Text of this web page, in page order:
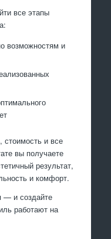
все этапы
возможностям и
стоимость и все
вы получаете
результат,
и комфорт.
— и создайте
работают на